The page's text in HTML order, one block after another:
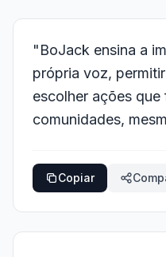
"BoJack ensina a
própria voz,
escolher ações que
comunidades,
Copiar